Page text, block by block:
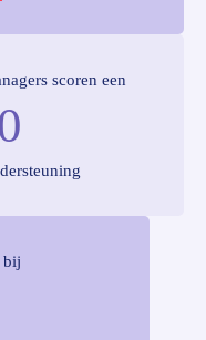
scoren een
bij